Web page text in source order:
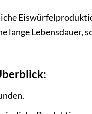
Lebensdauer,